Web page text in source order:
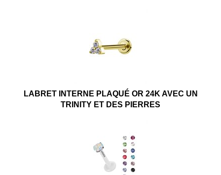
LABRET INTERNE PLAQUÉ OR 24K AVEC UN
TRINITY ET DES PIERRES